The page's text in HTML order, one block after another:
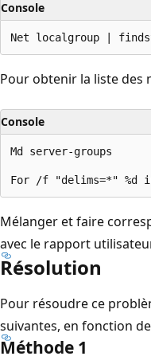
Console
Pour obtenir la liste des
Console
Md server-groups
Mélanger et faire
avec le rapport
Résolution
Pour résoudre ce
suivantes, en fonction
Méthode 1